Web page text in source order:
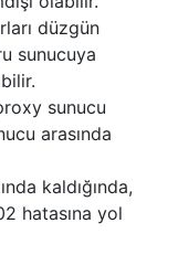
düzgün
sunucuya
sunucu
arasında
kaldığında,
hatasına yol